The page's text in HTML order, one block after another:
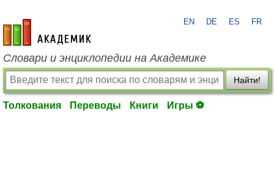
academic.ru
EN DE ES FR
Словари и энциклопедии на Академике
Найти!
Толкования Переводы Книги Игры ⚽